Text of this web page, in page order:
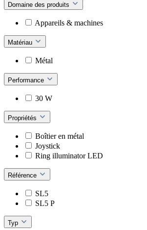
Domaine des produits
Appareils & machines
Matériau
Métal
Performance
30 W
Propriétés
Boîtier en métal
Joystick
Ring illuminator LED
Référence
SL5
SL5 P
Typ